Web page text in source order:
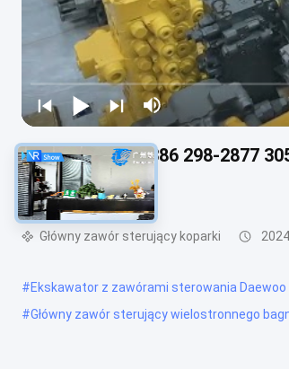
200-4862 191-1386 298-2877
sterowania
Główny zawór sterujący koparki
#Ekskawator z zawórami sterowania Daewoo
#Główny zawór sterujący wielostronnego